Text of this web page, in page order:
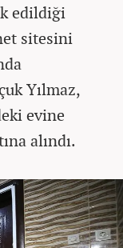
edildiği
sitesini
Yılmaz,
evine
alındı.